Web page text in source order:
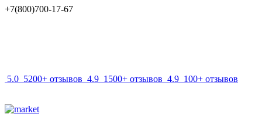
+7(800)700-17-67
5.0 5200+ отзывов 4.9 1500+ отзывов 4.9 100+ отзывов